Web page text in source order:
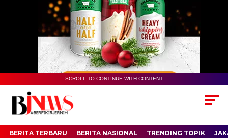
SCROLL TO CONTINUE WITH CONTENT
BERITA TERBARU BERITA NASIONAL TRENDING TOPIK